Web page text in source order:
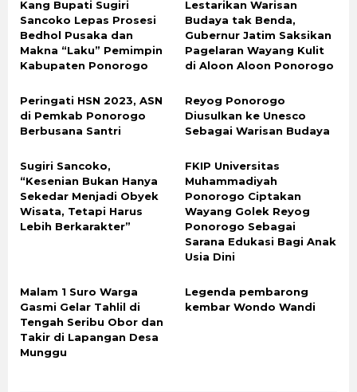
Kang Bupati Sugiri
Sancoko Lepas Prosesi
Bedhol Pusaka dan
Makna “Laku” Pemimpin
Kabupaten Ponorogo
Lestarikan Warisan
Budaya tak Benda,
Gubernur Jatim Saksikan
Pagelaran Wayang Kulit
di Aloon Aloon Ponorogo
Peringati HSN 2023, ASN
di Pemkab Ponorogo
Berbusana Santri
Reyog Ponorogo
Diusulkan ke Unesco
Sebagai Warisan Budaya
Sugiri Sancoko,
“Kesenian Bukan Hanya
Sekedar Menjadi Obyek
Wisata, Tetapi Harus
Lebih Berkarakter”
FKIP Universitas
Muhammadiyah
Ponorogo Ciptakan
Wayang Golek Reyog
Ponorogo Sebagai
Sarana Edukasi Bagi Anak
Usia Dini
Malam 1 Suro Warga
Gasmi Gelar Tahlil di
Tengah Seribu Obor dan
Takir di Lapangan Desa
Munggu
Legenda pembarong
kembar Wondo Wandi